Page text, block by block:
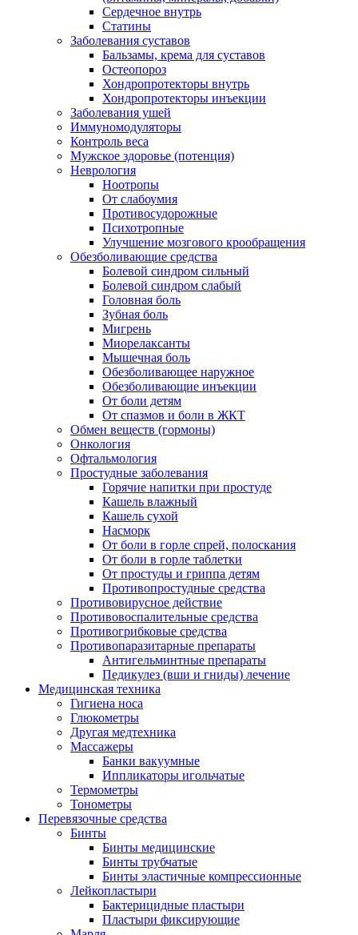
Сердечное внутрь
Статины
Заболевания суставов
Бальзамы, крема для суставов
Остеопороз
Хондропротекторы внутрь
Хондропротекторы инъекции
Заболевания ушей
Иммуномодуляторы
Контроль веса
Мужское здоровье (потенция)
Неврология
Ноотропы
От слабоумия
Противосудорожные
Психотропные
Улучшение мозгового крообращения
Обезболивающие средства
Болевой синдром сильный
Болевой синдром слабый
Головная боль
Зубная боль
Мигрень
Миорелаксанты
Мышечная боль
Обезболивающее наружное
Обезболивающие инъекции
От боли детям
От спазмов и боли в ЖКТ
Обмен веществ (гормоны)
Онкология
Офтальмология
Простудные заболевания
Горячие напитки при простуде
Кашель влажный
Кашель сухой
Насморк
От боли в горле спрей, полоскания
От боли в горле таблетки
От простуды и гриппа детям
Противопростудные средства
Противовирусное действие
Противовоспалительные средства
Противогрибковые средства
Противопаразитарные препараты
Антигельминтные препараты
Педикулез (вши и гниды) лечение
Медицинская техника
Гигиена носа
Глюкометры
Другая медтехника
Массажеры
Банки вакуумные
Иппликаторы игольчатые
Термометры
Тонометры
Перевязочные средства
Бинты
Бинты медицинские
Бинты трубчатые
Бинты эластичные компрессионные
Лейкопластыри
Бактерицидные пластыри
Пластыри фиксирующие